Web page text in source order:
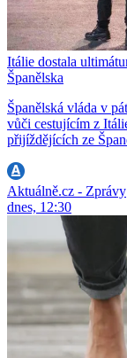
Itálie dostala
Španělska
Španělská vláda v
vůči cestujícím z
přijíždějících ze
Aktuálně.cz - Zprávy
dnes, 12:30